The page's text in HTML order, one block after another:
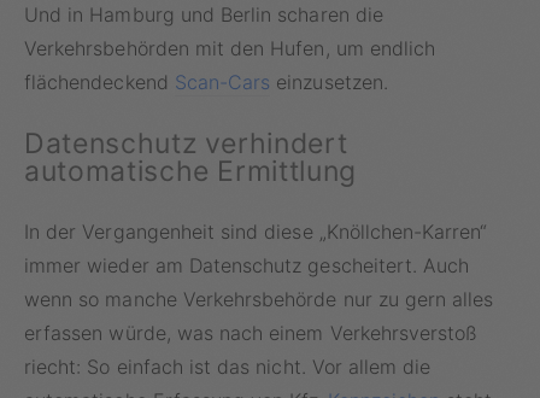
Und in Hamburg und Berlin scharen die
Verkehrsbehörden mit den Hufen, um endlich
flächendeckend Scan-Cars einzusetzen.
Datenschutz verhindert
automatische Ermittlung
In der Vergangenheit sind diese „Knöllchen-Karren“
immer wieder am Datenschutz gescheitert. Auch
wenn so manche Verkehrsbehörde nur zu gern alles
erfassen würde, was nach einem Verkehrsverstoß
riecht: So einfach ist das nicht. Vor allem die